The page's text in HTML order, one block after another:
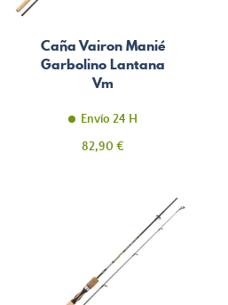
Caña Vairon Manié
Garbolino Lantana
Vm
Envío 24 H
Precio
82,90 €